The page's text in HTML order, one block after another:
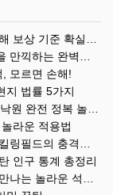
실히 알고 대비하세요
하는 완벽한 방법
모르면 손해!
지 법률 5가지
정복 놀라운 방법
라운 적용법
드의 충격적 진실
인구 통계 총정리
라운 석유 이야기